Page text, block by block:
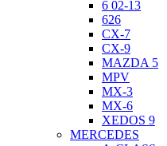
6 02-13
626
CX-7
CX-9
MAZDA 5
MPV
MX-3
MX-6
XEDOS 9
MERCEDES